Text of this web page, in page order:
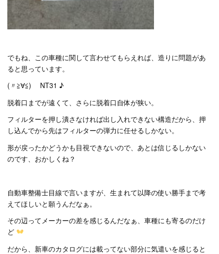
でもね、この車種に関して言わせてもらえれば、造りに問題があ
ると思っています。
(〃≧∀≦)ゞ NT31 ♪
脱着口までが遠くて、さらに脱着口自体が狭い。
フィルターを押し潰さなければ出し入れできない構造だから、押
し込んでから先はフィルターの弾力に任せるしかない。
形が戻ったかどうかも目視できないので、あとは信じるしかない
のです、おかしくね？
自動車整備士目線で言いますが、生まれて以降の使い勝手まで考
えてほしいと願うんだなぁ。
その辺ってメーカーの差を感じるんだなぁ、車種にも寄るのだけ
ど
だから、新車のカタログには載ってない部分に気遣いを感じると